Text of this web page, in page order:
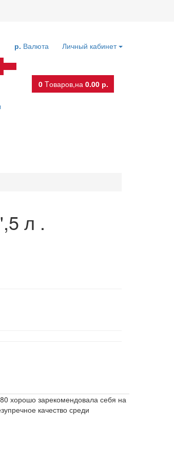
Личный кабинет
р. Валюта
0 Tоваров,на 0.00 р.
л .
хорошо зарекомендовала себя на
качество среди